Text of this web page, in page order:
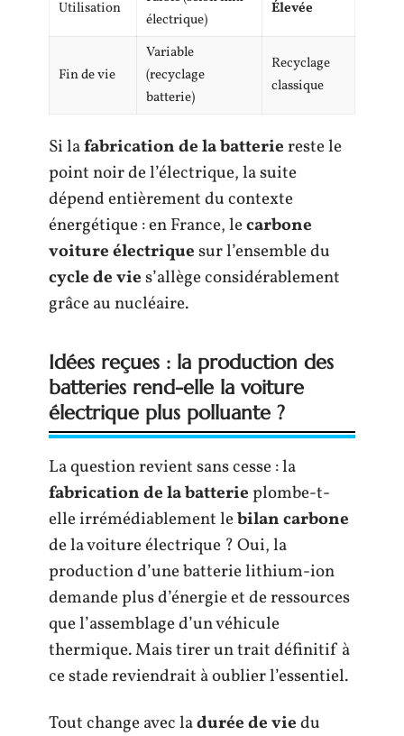
Utilisation
électrique)
Élevée
Fin de vie
Variable
(recyclage
batterie)
Recyclage
classique
Si lafabrication de la batteriereste le
point noir de l’électrique, la suite
dépend entièrement du contexte
énergétique : en France, lecarbone
voiture électriquesur l’ensemble du
cycle de vies’allège considérablement
grâce au nucléaire.
Idées reçues : la production des
batteries rend-elle la voiture
électrique plus polluante ?
La question revient sans cesse : la
fabrication de la batterieplombe-t-
elle irrémédiablement lebilan carbone
de la voiture électrique ? Oui, la
production d’une batterie lithium-ion
demande plus d’énergie et de ressources
que l’assemblage d’un véhicule
thermique. Mais tirer un trait définitif à
ce stade reviendrait à oublier l’essentiel.
Tout change avec ladurée de viedu